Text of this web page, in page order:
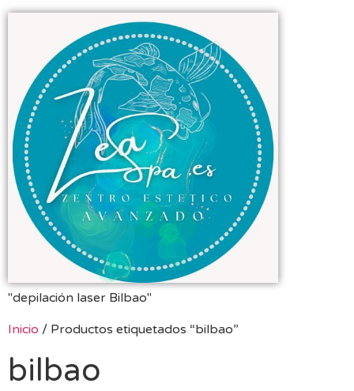
"depilación laser Bilbao"
Inicio / Productos etiquetados “bilbao”
bilbao